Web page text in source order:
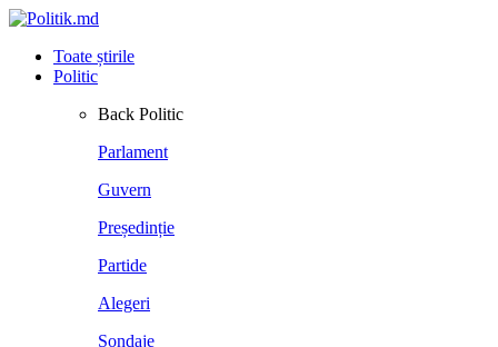
Toate știrile
Politic
Back Politic
Parlament
Guvern
Președinție
Partide
Alegeri
Sondaje